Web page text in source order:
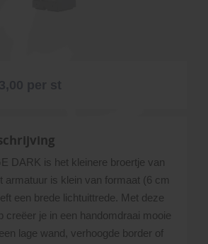
DARK is het kleinere broertje van
armatuur is klein van formaat (6 cm
een brede lichtuittrede. Met deze
creëer je in een handomdraai mooie
lage wand, verhoogde border of